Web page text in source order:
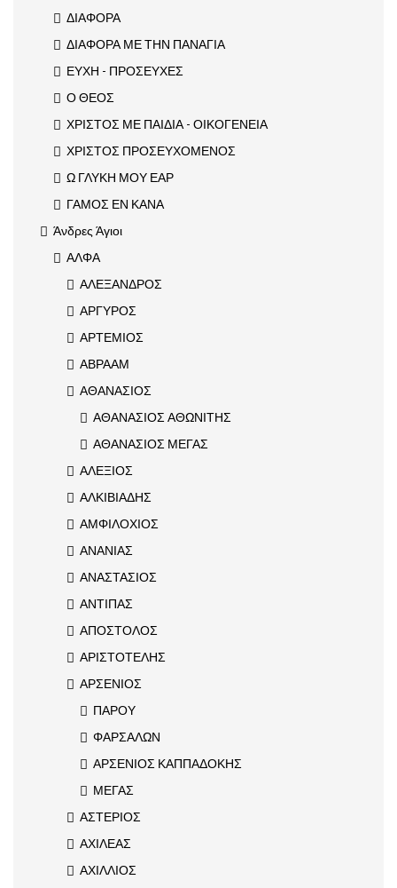
ΔΙΑΦΟΡΑ
ΔΙΑΦΟΡΑ ΜΕ ΤΗΝ ΠΑΝΑΓΙΑ
ΕΥΧΗ - ΠΡΟΣΕΥΧΕΣ
Ο ΘΕΟΣ
ΧΡΙΣΤΟΣ ΜΕ ΠΑΙΔΙΑ - ΟΙΚΟΓΕΝΕΙΑ
ΧΡΙΣΤΟΣ ΠΡΟΣΕΥΧΟΜΕΝΟΣ
Ω ΓΛΥΚΗ ΜΟΥ ΕΑΡ
ΓΑΜΟΣ ΕΝ ΚΑΝΑ
Άνδρες Άγιοι
ΑΛΦΑ
ΑΛΕΞΑΝΔΡΟΣ
ΑΡΓΥΡΟΣ
ΑΡΤΕΜΙΟΣ
ΑΒΡΑΑΜ
ΑΘΑΝΑΣΙΟΣ
ΑΘΑΝΑΣΙΟΣ ΑΘΩΝΙΤΗΣ
ΑΘΑΝΑΣΙΟΣ ΜΕΓΑΣ
ΑΛΕΞΙΟΣ
ΑΛΚΙΒΙΑΔΗΣ
ΑΜΦΙΛΟΧΙΟΣ
ΑΝΑΝΙΑΣ
ΑΝΑΣΤΑΣΙΟΣ
ΑΝΤΙΠΑΣ
ΑΠΟΣΤΟΛΟΣ
ΑΡΙΣΤΟΤΕΛΗΣ
ΑΡΣΕΝΙΟΣ
ΠΑΡΟΥ
ΦΑΡΣΑΛΩΝ
ΑΡΣΕΝΙΟΣ ΚΑΠΠΑΔΟΚΗΣ
ΜΕΓΑΣ
ΑΣΤΕΡΙΟΣ
ΑΧΙΛΕΑΣ
ΑΧΙΛΛΙΟΣ